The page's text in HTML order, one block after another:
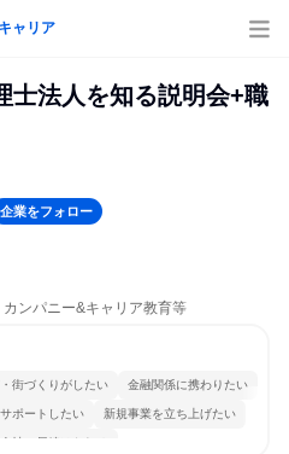
キャリア
士法人を知る説明会+職
企業をフォロー
ンパニー&キャリア教育等
街づくりがしたい 金融関係に携わりたい
ポートしたい 新規事業を立ち上げたい
社に居続けられる